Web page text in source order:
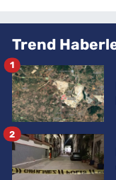
Trend
1
2